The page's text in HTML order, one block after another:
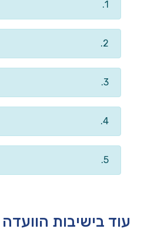
1.
2.
3.
4.
5.
עוד בישיבות הוועדה